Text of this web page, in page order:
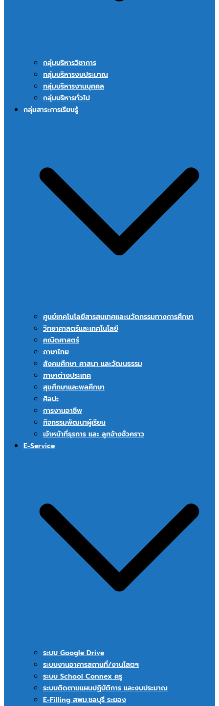
กลุ่มบริหารวิชาการ
กลุ่มบริหารงบประมาณ
กลุ่มบริหารงานบุคคล
กลุ่มบริหารทั่วไป
กลุ่มสาระการเรียนรู้
ศูนย์เทคโนโลยีสารสนเทศและนวัตกรรมทางการศึกษา
วิทยาศาสตร์และเทคโนโลยี
คณิตศาสตร์
ภาษาไทย
สังคมศึกษา ศาสนา และวัฒนธรรม
ภาษาต่างประเทศ
สุขศึกษาและพลศึกษา
ศิลปะ
การงานอาชีพ
กิจกรรมพัฒนาผู้เรียน
เจ้าหน้าที่ธุรการ และ ลูกจ้างชั่วคราว
E-Service
ระบบ Google Drive
ระบบงานอาคารสถานที่/งานโสตฯ
ระบบ School Connex ครู
ระบบติดตามแผนปฏิบัติการ และงบประมาณ
E-Filling สพม.ชลบุรี ระยอง